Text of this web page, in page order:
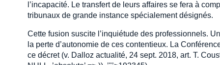
l’incapacité. Le transfert de leurs affaires se fera à
tribunaux de grande instance spécialement désignés.
Cette fusion suscite l’inquiétude des professionnels.
la perte d’autonomie de ces contentieux. La
ce décret (v. Dalloz actualité, 24 sept. 2018, art. T.